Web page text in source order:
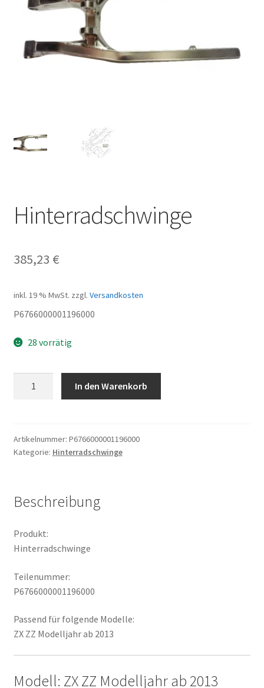
Hinterradschwinge
385,23 €
inkl. 19 % MwSt. zzgl. Versandkosten
P6766000001196000
28 vorrätig
In den Warenkorb
Artikelnummer: P6766000001196000
Kategorie: Hinterradschwinge
Beschreibung
Produkt:
Hinterradschwinge
Teilenummer:
P6766000001196000
Passend für folgende Modelle:
ZX ZZ Modelljahr ab 2013
Modell: ZX ZZ Modelljahr ab 2013